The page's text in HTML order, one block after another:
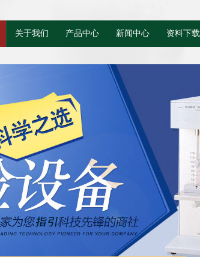
关于我们 产品中心 新闻中心 资料下载